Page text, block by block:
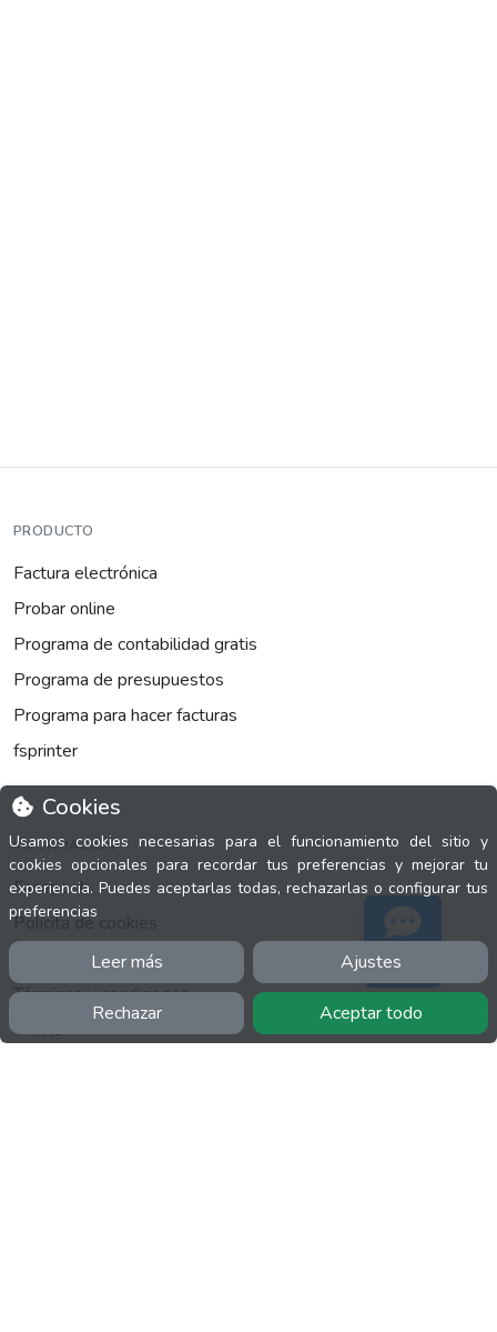
Cookies
Usamos cookies necesarias para el funcionamiento del sitio y
cookies opcionales para recordar tus preferencias y mejorar tu
experiencia. Puedes aceptarlas todas, rechazarlas o configurar tus
preferencias
Leer más Ajustes
Rechazar Aceptar todo
PRODUCTO
Factura electrónica
Probar online
Programa de contabilidad gratis
Programa de presupuestos
Programa para hacer facturas
fsprinter
INFORMACIÓN
Facebook
Polícita de cookies
Política de privacidad
Términos y condiciones
Twitter
Soporte